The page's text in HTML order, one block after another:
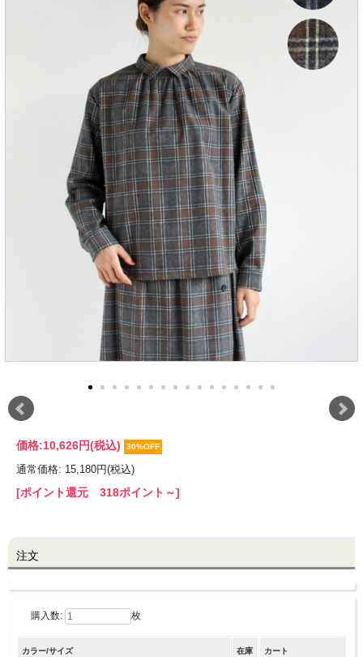
価格:10,626円(税込) 30%OFF
通常価格: 15,180円(税込)
[ポイント還元 318ポイント～]
注文
購入数: 枚
カラー/サイズ 在庫 カート